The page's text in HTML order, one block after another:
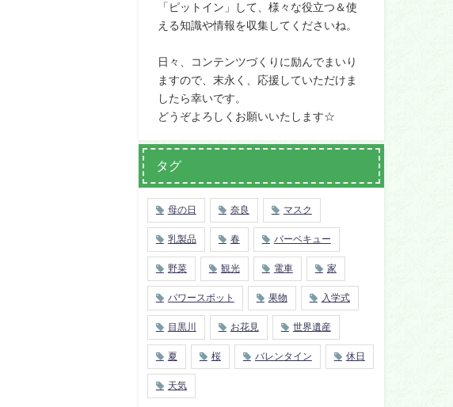
「ピットイン」して、様々な役立つ＆使
える知識や情報を収集してくださいね。
日々、コンテンツづくりに励んでまいり
ますので、末永く、応援していただけま
したら幸いです。
どうぞよろしくお願いいたします☆
タグ
母の日 奈良 マスク
乳製品 春 バーベキュー
野菜 観光 電車 家
パワースポット 果物 入学式
目黒川 お花見 世界遺産
夏 桜 バレンタイン 休日
天気